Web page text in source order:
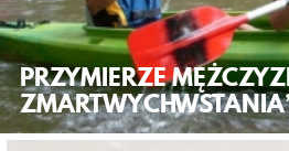
SPOTKANIA
DLA KOGO?
PRZYMIERZE